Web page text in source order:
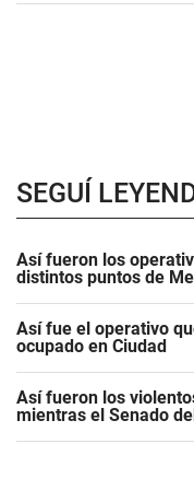
SEGUÍ
Así fueron los
distintos puntos de
Así fue el operativo
ocupado en Ciudad
Así fueron los
mientras el Senado